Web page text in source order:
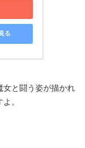
る
女と闘う姿が描かれ
。